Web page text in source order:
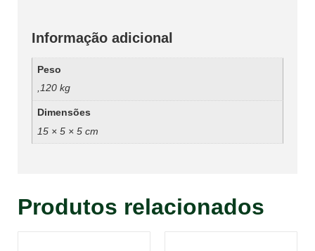
Informação adicional
Peso
,120 kg
Dimensões
15 × 5 × 5 cm
Produtos relacionados